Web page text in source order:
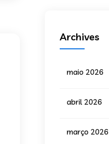
Archives
maio 2026
abril 2026
março 2026